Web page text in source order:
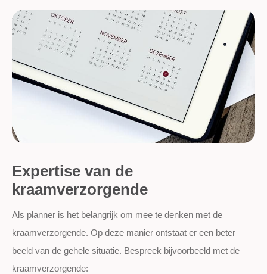
Expertise van de
kraamverzorgende
Als planner is het belangrijk om mee te denken met de
kraamverzorgende. Op deze manier ontstaat er een beter
beeld van de gehele situatie. Bespreek bijvoorbeeld met de
kraamverzorgende: